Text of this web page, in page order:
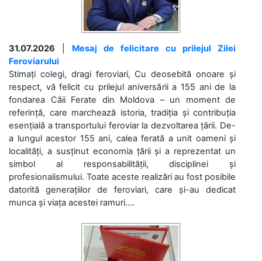
31.07.2026
Mesaj de felicitare cu prilejul Zilei
Feroviarului
Stimați colegi, dragi feroviari, Cu deosebită onoare și
respect, vă felicit cu prilejul aniversării a 155 ani de la
fondarea Căii Ferate din Moldova – un moment de
referință, care marchează istoria, tradiția și contribuția
esențială a transportului feroviar la dezvoltarea țării. De-
a lungul acestor 155 ani, calea ferată a unit oameni și
localități, a susținut economia țării și a reprezentat un
simbol al responsabilității, disciplinei și
profesionalismului. Toate aceste realizări au fost posibile
datorită generațiilor de feroviari, care și-au dedicat
munca și viața acestei ramuri....